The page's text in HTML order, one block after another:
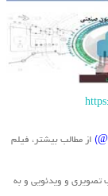
از مطالب بیشتر، فیلم
تصویری و ویدئویی و به